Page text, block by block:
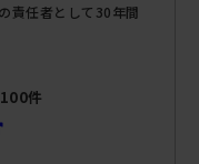
責任者として30年間
100件